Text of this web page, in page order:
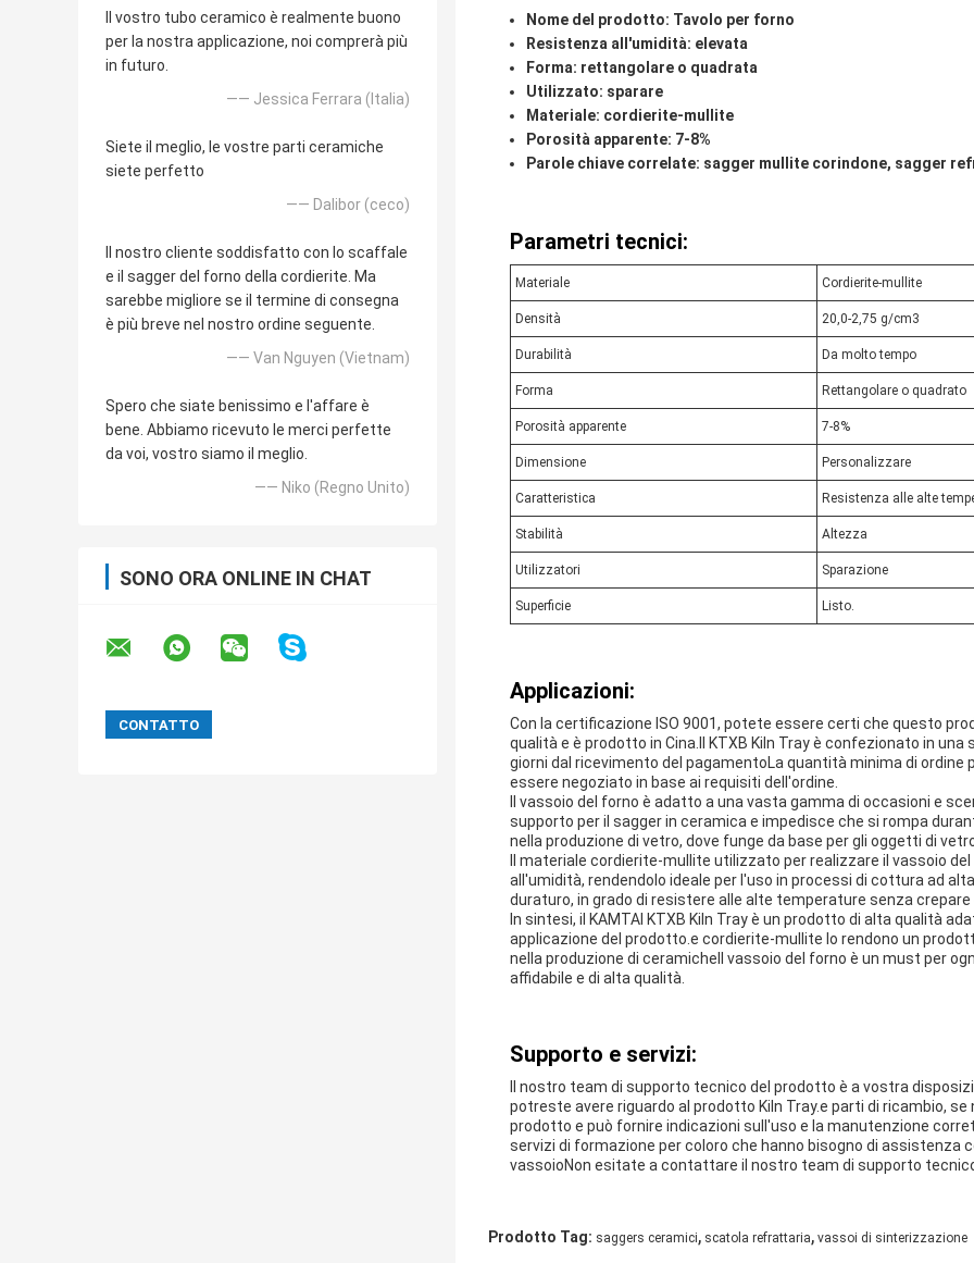
Il vostro tubo ceramico è realmente buono
per la nostra applicazione, noi comprerà più
in futuro.
—— Jessica Ferrara (Italia)
Siete il meglio, le vostre parti ceramiche
siete perfetto
—— Dalibor (ceco)
Il nostro cliente soddisfatto con lo scaffale
e il sagger del forno della cordierite. Ma
sarebbe migliore se il termine di consegna
è più breve nel nostro ordine seguente.
—— Van Nguyen (Vietnam)
Spero che siate benissimo e l'affare è
bene. Abbiamo ricevuto le merci perfette
da voi, vostro siamo il meglio.
—— Niko (Regno Unito)
SONO ORA ONLINE IN CHAT
Nome del prodotto: Tavolo per forno
Resistenza all'umidità: elevata
Forma: rettangolare o quadrata
Utilizzato: sparare
Materiale: cordierite-mullite
Porosità apparente: 7-8%
Parole chiave correlate: sagger mullite corindone, sagger
Parametri tecnici:
Materiale Cordierite-mullite
Densità 20,0-2,75 g/cm3
Durabilità Da molto tempo
Forma Rettangolare o quadrato
Porosità apparente 7-8%
Dimensione Personalizzare
Caratteristica Resistenza alle alte
Stabilità Altezza
Utilizzatori Sparazione
Superficie Listo.
Applicazioni:
Con la certificazione ISO 9001, potete essere certi che questo
qualità e è prodotto in Cina.Il KTXB Kiln Tray è confezionato in
giorni dal ricevimento del pagamentoLa quantità minima di ordine
essere negoziato in base ai requisiti dell'ordine.
Il vassoio del forno è adatto a una vasta gamma di occasioni e
supporto per il sagger in ceramica e impedisce che si rompa
nella produzione di vetro, dove funge da base per gli oggetti di
Il materiale cordierite-mullite utilizzato per realizzare il vassoio
all'umidità, rendendolo ideale per l'uso in processi di cottura ad
duraturo, in grado di resistere alle alte temperature senza
In sintesi, il KAMTAI KTXB Kiln Tray è un prodotto di alta qualità
applicazione del prodotto.e cordierite-mullite lo rendono un
nella produzione di ceramicheIl vassoio del forno è un must per
affidabile e di alta qualità.
Supporto e servizi:
Il nostro team di supporto tecnico del prodotto è a vostra
potreste avere riguardo al prodotto Kiln Tray.e parti di ricambio,
prodotto e può fornire indicazioni sull'uso e la manutenzione
servizi di formazione per coloro che hanno bisogno di assistenza
vassoioNon esitate a contattare il nostro team di supporto
Prodotto Tag: saggers ceramici, scatola refrattaria, vassoi di sinterizzazione